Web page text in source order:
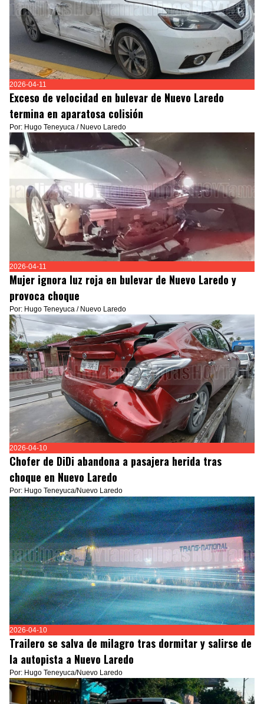
2026-04-11
Exceso de velocidad en bulevar de Nuevo Laredo
termina en aparatosa colisión
Por: Hugo Teneyuca / Nuevo Laredo
2026-04-11
Mujer ignora luz roja en bulevar de Nuevo Laredo y
provoca choque
Por: Hugo Teneyuca / Nuevo Laredo
2026-04-10
Chofer de DiDi abandona a pasajera herida tras
choque en Nuevo Laredo
Por: Hugo Teneyuca/Nuevo Laredo
2026-04-10
Trailero se salva de milagro tras dormitar y salirse de
la autopista a Nuevo Laredo
Por: Hugo Teneyuca/Nuevo Laredo